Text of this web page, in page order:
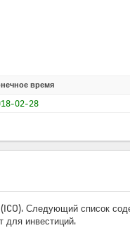
время
02-28
Следующий список
для инвестиций.